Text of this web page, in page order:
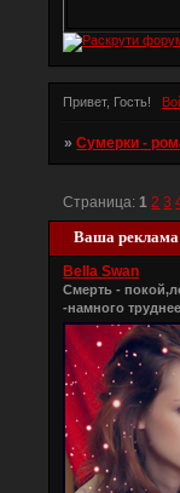
Привет, Гость!
»Сумерки -
Ваша реклама
Страница: 1 2 3
Bella Swan
Смерть -
-намного